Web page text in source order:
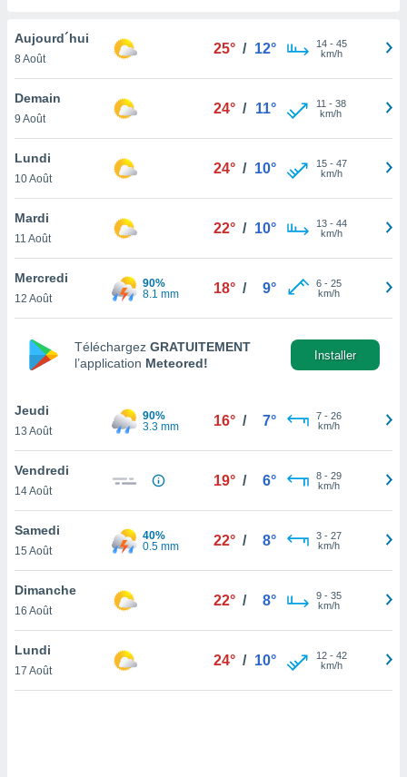
vous
ou
de
le
ainsi
un
votre
à
en
le
de
web.
Aujourd´hui
8 Août
25° / 12° 14- 45
km/h
Demain
9 Août
24° / 11° 11 - 38
km/h
Lundi
10 Août
24° / 10° 15- 47
km/h
Mardi
11 Août
22° / 10° 13- 44
km/h
Mercredi
12 Août
90%
8.1 mm
18° / 9° 6- 25
km/h
Téléchargez GRATUITEMENT
l’application Meteored!
Installer
Jeudi
13 Août
90%
3.3 mm
16° / 7° 7- 26
km/h
Vendredi
14 Août
19° / 6° 8- 29
km/h
Samedi
15 Août
40%
0.5 mm
22° / 8° 3- 27
km/h
Dimanche
16 Août
22° / 8° 9- 35
km/h
Lundi
17 Août
24° / 10° 12- 42
km/h